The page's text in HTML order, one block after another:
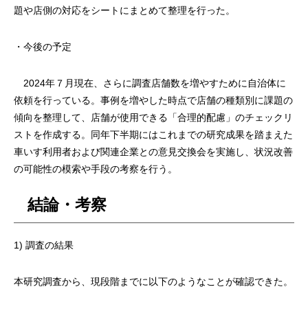
題や店側の対応をシートにまとめて整理を行った。
・今後の予定
2024年７月現在、さらに調査店舗数を増やすために自治体に
依頼を行っている。事例を増やした時点で店舗の種類別に課題の
傾向を整理して、店舗が使用できる「合理的配慮」のチェックリ
ストを作成する。同年下半期にはこれまでの研究成果を踏まえた
車いす利用者および関連企業との意見交換会を実施し、状況改善
の可能性の模索や手段の考察を行う。
結論・考察
1) 調査の結果
本研究調査から、現段階までに以下のようなことが確認できた。